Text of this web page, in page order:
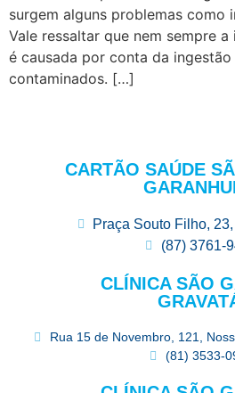
surgem alguns problemas como
Vale ressaltar que nem sempre
é causada por conta da
contaminados. […]
CARTÃO SAÚDE
Praça Souto Filho,
(87) 3761-
CLÍNICA SÃO
Rua 15 de Novembro, 121,
(81) 3533-